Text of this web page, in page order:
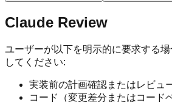
Claude Review
ユーザーが以下を明示的に要求する
してください:
実装前の計画確認またはレビュ
コード（変更差分またはコード